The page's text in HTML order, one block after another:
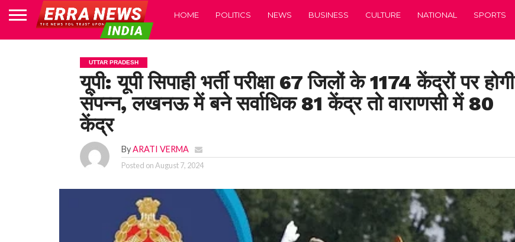
HOME POLITICS NEWS BUSINESS CULTURE NATIONAL SPORTS
UTTAR PRADESH
यूपी: यूपी सिपाही भर्ती परीक्षा 67 जिलों के 1174 केंद्रों पर होगी
संपन्न, लखनऊ में बने सर्वाधिक 81 केंद्र तो वाराणसी में 80
केंद्र
ByARATI VERMA
Posted onAugust 7, 2024